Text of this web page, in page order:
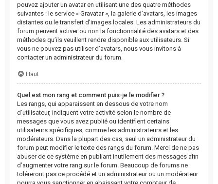
pouvez ajouter un avatar en utilisant une des quatre méthodes
suivantes : le service « Gravatar », la galerie d’avatars, les images
distantes ou le transfert d’images locales. Les administrateurs du
forum peuvent activer ou non la fonctionnalité des avatars et des
méthodes qu’ils veuillent rendre disponible aux utilisateurs. Si
vous ne pouvez pas utiliser d’avatars, nous vous invitons à
contacter un administrateur du forum.
Haut
Quel est mon rang et comment puis-je le modifier ?
Les rangs, qui apparaissent en dessous de votre nom
d’utilisateur, indiquent votre activité selon le nombre de
messages que vous avez publié ou identifient certains
utilisateurs spécifiques, comme les administrateurs et les
modérateurs. Dans la plupart des cas, seul un administrateur du
forum peut modifier le texte des rangs du forum. Merci de ne pas
abuser de ce système en publiant inutilement des messages afin
d’augmenter votre rang sur le forum. Beaucoup de forums ne
toléreront pas ce procédé et un administrateur ou un modérateur